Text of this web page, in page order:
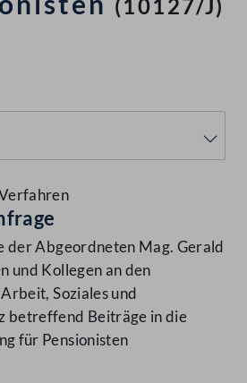
(10127/J)
der Abgeordneten Mag. Gerald
und Kollegen an den
Soziales und
betreffend Beiträge in die
für Pensionisten